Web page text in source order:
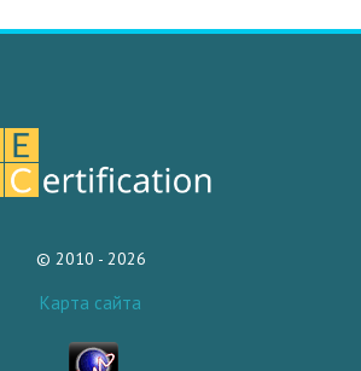
© 2010 - 2026
Карта сайта